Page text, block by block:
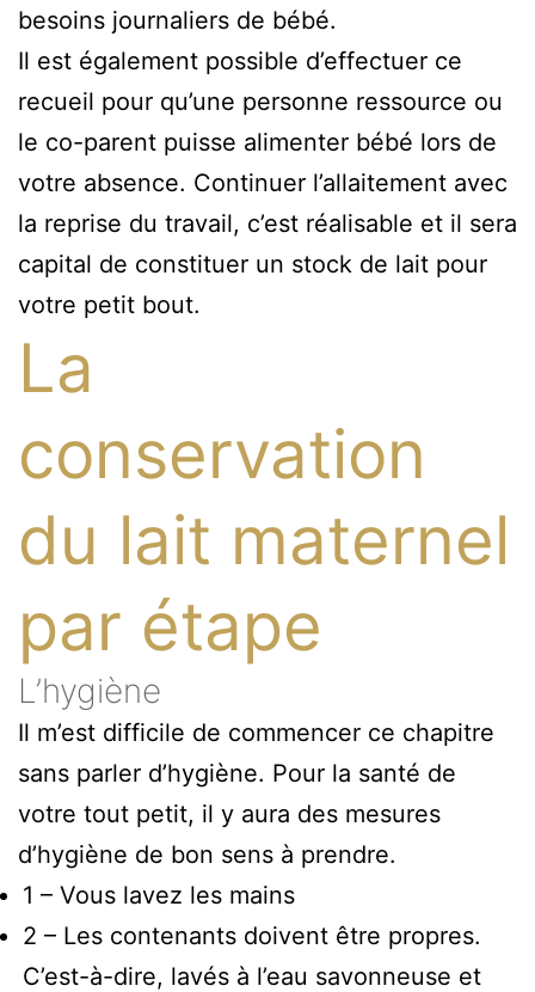
besoins journaliers de bébé.
Il est également possible d’effectuer ce
recueil pour qu’une personne ressource ou
le co-parent puisse alimenter bébé lors de
votre absence. Continuer l’allaitement avec
la reprise du travail, c’est réalisable et il sera
capital de constituer un stock de lait pour
votre petit bout.
La
conservation
du lait maternel
par étape
L’hygiène
Il m’est difficile de commencer ce chapitre
sans parler d’hygiène. Pour la santé de
votre tout petit, il y aura des mesures
d’hygiène de bon sens à prendre.
1 – Vous lavez les mains
2 – Les contenants doivent être propres.
C’est-à-dire, lavés à l’eau savonneuse et